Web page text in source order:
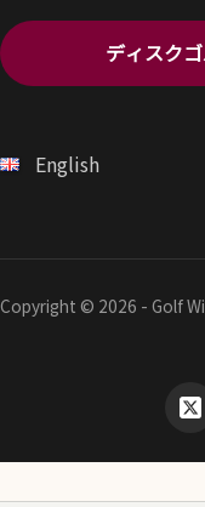
ディスク
English
Copyright © 2026 - Golf